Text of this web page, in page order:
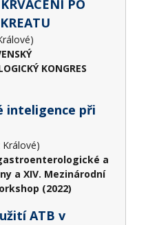
PO
KONGRES
inteligence při
Králové)
a
a XIV. Mezinárodní
(2022)
ATB v